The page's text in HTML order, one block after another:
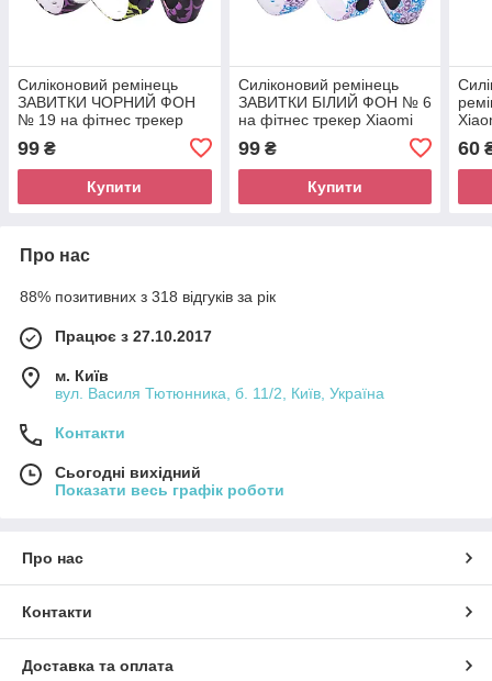
Силіконовий ремінець
ЗАВИТКИ ЧОРНИЙ ФОН
№ 19 на фітнес трекер
Xiaomi Mi Smart Band 4 / 3
браслет аксесуар заміна
99 ₴
Купити
Силіконовий ремінець
ЗАВИТКИ БІЛИЙ ФОН № 6
на фітнес трекер Xiaomi
браслет аксесуар заміна
99₴
Купити
60
Про нас
88% позитивних з 318 відгуків за рік
Працює з 27.10.2017
м. Київ
вул. Василя Тютюнника, б. 11/2, Київ, Україна
Контакти
Сьогодні вихідний
Показати весь графік роботи
Про нас
Контакти
Доставка та оплата